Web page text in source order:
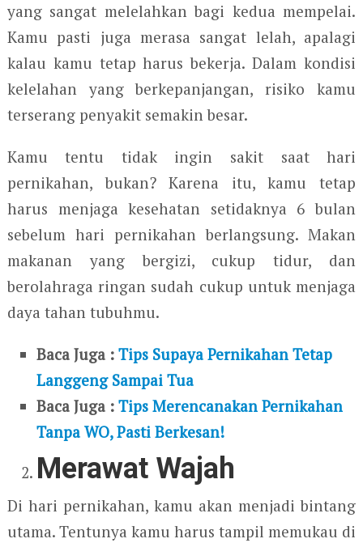
yang sangat melelahkan bagi kedua mempelai.
Kamu pasti juga merasa sangat lelah, apalagi
kalau kamu tetap harus bekerja. Dalam kondisi
kelelahan yang berkepanjangan, risiko kamu
terserang penyakit semakin besar.
Kamu tentu tidak ingin sakit saat hari
pernikahan, bukan? Karena itu, kamu tetap
harus menjaga kesehatan setidaknya 6 bulan
sebelum hari pernikahan berlangsung. Makan
makanan yang bergizi, cukup tidur, dan
berolahraga ringan sudah cukup untuk menjaga
daya tahan tubuhmu.
Baca Juga :Tips Supaya Pernikahan Tetap
Langgeng Sampai Tua
Baca Juga :Tips Merencanakan Pernikahan
Tanpa WO, Pasti Berkesan!
Merawat Wajah
Di hari pernikahan, kamu akan menjadi bintang
utama. Tentunya kamu harus tampil memukau di